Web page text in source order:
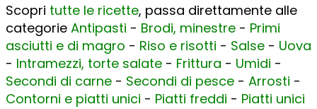
Scopri tutte le ricette, passa direttamente alle
categorie Antipasti - Brodi, minestre- Primi
asciutti e di magro - Riso e risotti - Salse- Uova
- Intramezzi, torte salate- Frittura - Umidi -
Secondi di carne- Secondi di pesce- Arrosti -
Contorni e piatti unici - Piatti freddi - Piatti unici